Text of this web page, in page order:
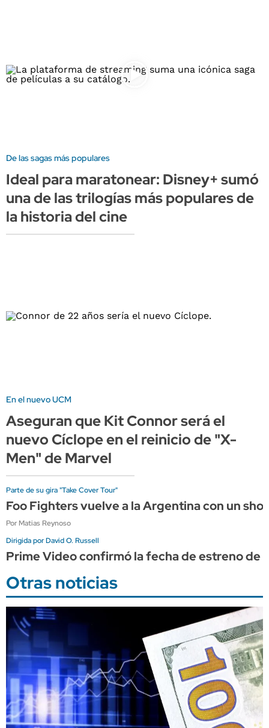
De las sagas más populares
Ideal para maratonear: Disney+ sumó
una de las trilogías más populares de
la historia del cine
En el nuevo UCM
Aseguran que Kit Connor será el
nuevo Cíclope en el reinicio de "X-
Men" de Marvel
Parte de su gira "Take Cover Tour"
Foo Fighters vuelve a la Argentina con un
Por Matias Reynoso
Dirigida por David O. Russell
Prime Video confirmó la fecha de estreno de
Otras noticias